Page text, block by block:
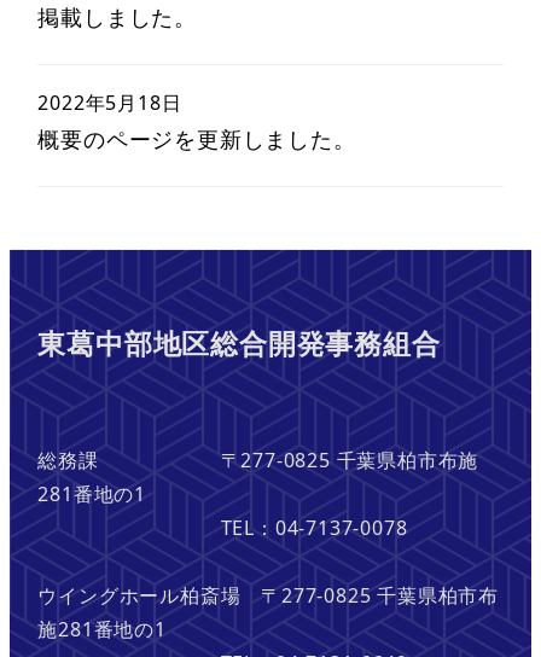
掲載しました。
概要のページを更新しました。
2022年5月18日
東葛中部地区総合開発事務組合
総務課 〒277-0825 千葉県柏市布施
281番地の1
TEL：04-7137-0078
ウイングホール柏斎場 〒277-0825 千葉県柏市布
施281番地の1